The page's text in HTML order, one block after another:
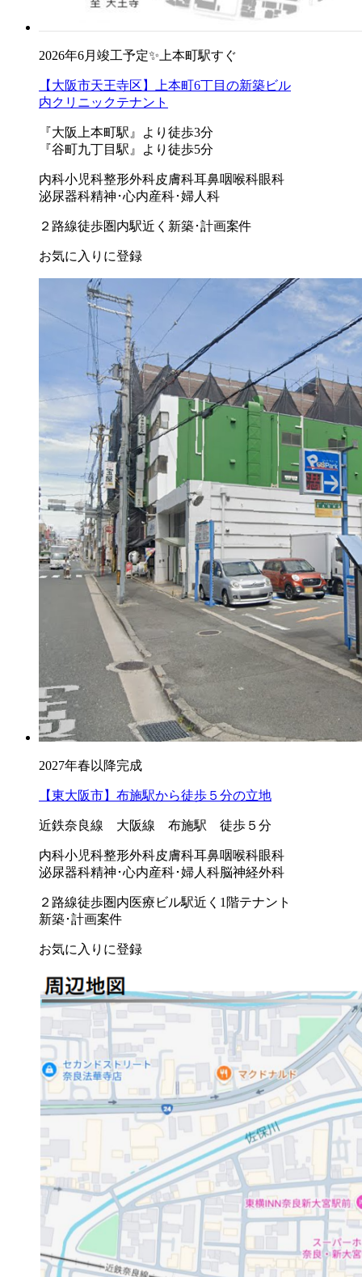
2026年6月竣工予定✨上本町駅すぐ
【大阪市天王寺区】上本町6丁目の新築ビル
内クリニックテナント
『大阪上本町駅』より徒歩3分
『谷町九丁目駅』より徒歩5分
内科小児科整形外科皮膚科耳鼻咽喉科眼科
泌尿器科精神･心内産科･婦人科
２路線徒歩圏内駅近く 新築･計画案件
お気に入りに登録
2027年春以降完成
【東大阪市】布施駅から徒歩５分の立地
近鉄奈良線 大阪線 布施駅 徒歩５分
内科小児科整形外科皮膚科耳鼻咽喉科眼科
泌尿器科精神･心内産科･婦人科脳神経外科
２路線徒歩圏内医療ビル駅近く 1階テナント
新築･計画案件
お気に入りに登録